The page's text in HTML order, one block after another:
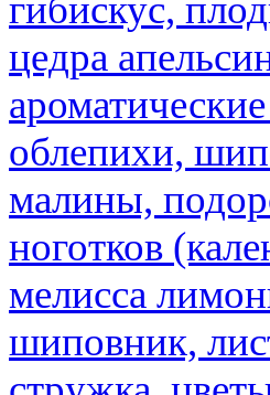
гибискус,
цедра
облепихи,
малины,
ноготков
мелисса
шиповник,